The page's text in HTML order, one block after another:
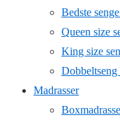
Bedste
Queen size
King size
Madrasser